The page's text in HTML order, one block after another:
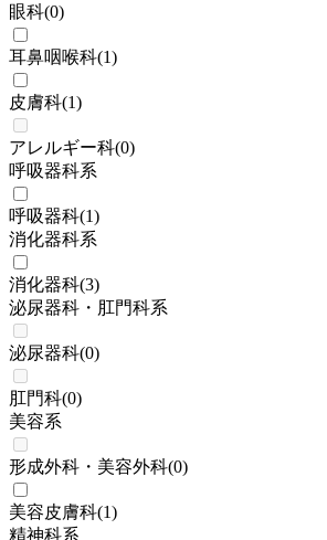
眼科(0)
耳鼻咽喉科(1)
皮膚科(1)
アレルギー科(0)
呼吸器科系
呼吸器科(1)
消化器科系
消化器科(3)
泌尿器科・肛門科系
泌尿器科(0)
肛門科(0)
美容系
形成外科・美容外科(0)
美容皮膚科(1)
精神科系